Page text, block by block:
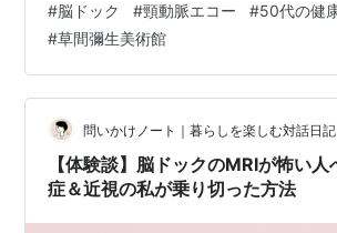
も、つかの間。 「次は経動脈エコーに行
れで終わるんじゃなかったの？ 思わず心
あ……」と声が出ました。 実はこのあと
帰ろうと思っていたんです。都内に出て
っかくだから、と。 でも仕方がない。検
て、エコー室へ向かいま…
#脳ドック #頸動脈エコー #50代の健
#草間彌生美術館
問いかけノート｜暮らしを楽しむ対話日記
【体験談】脳ドックのMRIが怖い
症＆近視の私が乗り切った方法